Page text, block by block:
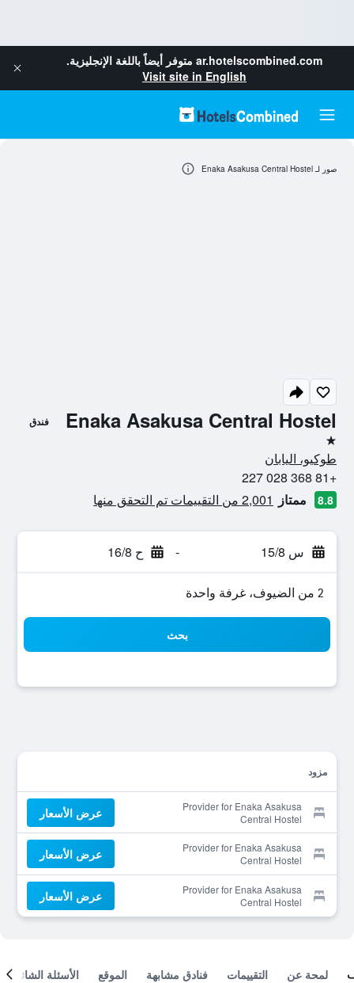
ar.hotelscombined.com متوفر أيضاً باللغة الإنجليزية.
Visit site in English
Enaka Asakusa Central Hostel فندق
نجمة واحدة
طوكيو، اليابان
+81 368 028 227
8.8 ممتاز 2,001 من التقييمات تم التحقق منها
س 15/8 - ح 16/8
2 من الضيوف، غرفة واحدة
بحث
مزود
Provider for Enaka Asakusa
Central Hostel
عرض الأسعار
Provider for Enaka Asakusa
Central Hostel
عرض الأسعار
Provider for Enaka Asakusa
Central Hostel
عرض الأسعار
صور لـ Enaka Asakusa Central Hostel
لمحة عن التقييمات فنادق مشابهة الموقع الأسئلة الشائعة